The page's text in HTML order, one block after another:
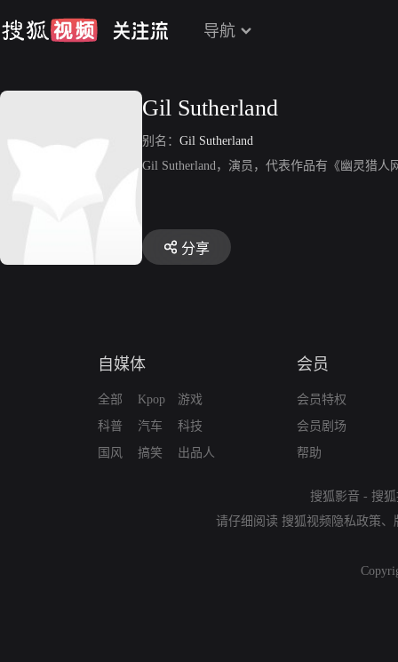
导航
Gil Sutherland
别名： Gil Sutherland
Gil Sutherland，演员，代表作品有《幽灵猎人
分享
自媒体
全部
科普
国风
Kpop
汽车
搞笑
游戏
科技
出品人
会员
会员特权
会员剧场
帮助
搜狐影音 - 搜
请仔细阅读 搜狐视频隐私政策、